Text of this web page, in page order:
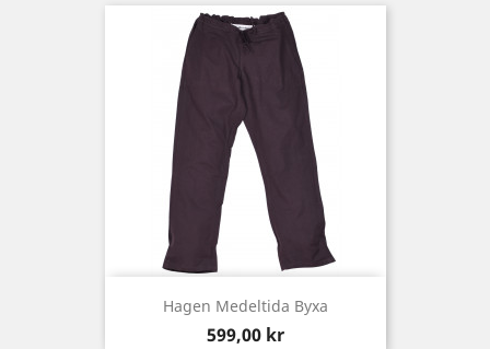
Hagen Medeltida Byxa
Pris
599,00 kr